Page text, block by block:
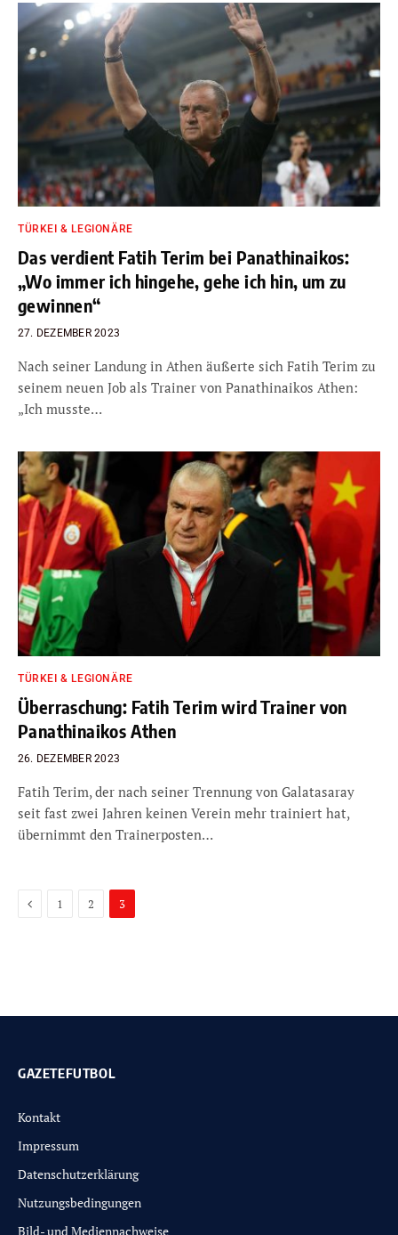
TÜRKEI & LEGIONÄRE
Das verdient Fatih Terim bei Panathinaikos:
„Wo immer ich hingehe, gehe ich hin, um zu
gewinnen“
27. DEZEMBER 2023
Nach seiner Landung in Athen äußerte sich Fatih Terim zu
seinem neuen Job als Trainer von Panathinaikos Athen:
„Ich musste…
TÜRKEI & LEGIONÄRE
Überraschung: Fatih Terim wird Trainer von
Panathinaikos Athen
26. DEZEMBER 2023
Fatih Terim, der nach seiner Trennung von Galatasaray
seit fast zwei Jahren keinen Verein mehr trainiert hat,
übernimmt den Trainerposten…
Previous
1 2 3
GAZETEFUTBOL
Kontakt
Impressum
Datenschutzerklärung
Nutzungsbedingungen
Bild- und Mediennachweise